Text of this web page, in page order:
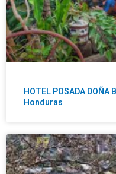
HOTEL POSADA
Honduras